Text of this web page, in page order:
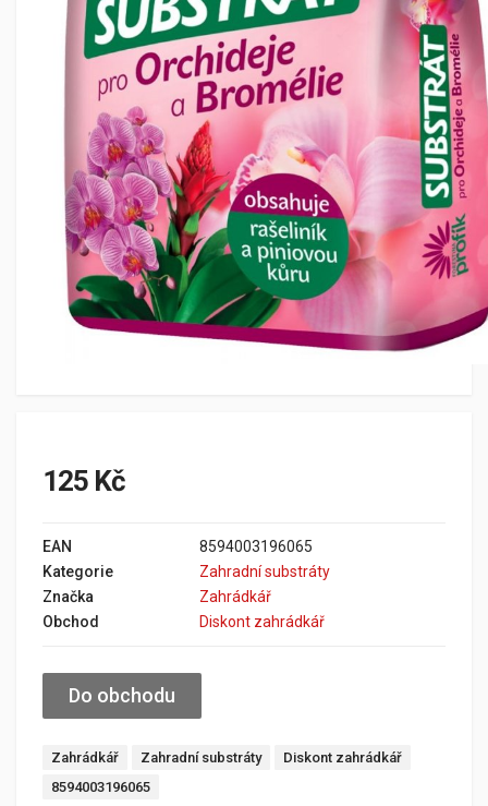
125 Kč
EAN
8594003196065
Kategorie
Zahradní substráty
Značka
Zahrádkář
Obchod
Diskont zahrádkář
Do obchodu
Zahrádkář Zahradní substráty
Diskont zahrádkář
8594003196065